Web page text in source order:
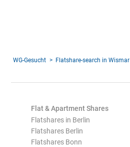
WG-Gesucht Flatshare-search in Wismar
Flat & Apartment Shares
Flatshares in Berlin
Flatshares Berlin
Flatshares Bonn